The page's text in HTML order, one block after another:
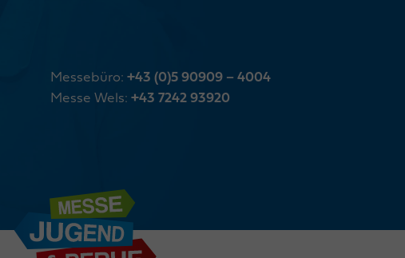
Messebüro:+43 (0)5 90909 – 4004
Messe Wels:+43 7242 93920